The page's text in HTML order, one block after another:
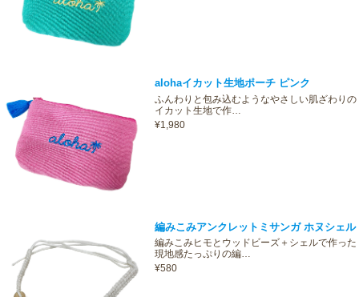
alohaイカット生地ポーチ ピンク
ふんわりと包み込むようなやさしい肌ざわりの
イカット生地で作…
¥1,980
編みこみアンクレットミサンガ ホヌシェル
編みこみヒモとウッドビーズ＋シェルで作った
現地感たっぷりの編…
¥580